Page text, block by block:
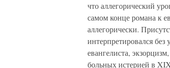
что аллегорический
самом конце романа к
аллегорически.
интерпретировался
евангелиста,
больных истерией в